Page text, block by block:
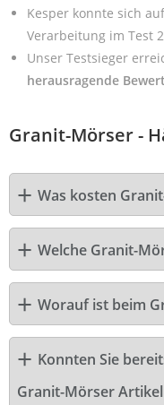
Kesper konnte sich
Verarbeitung im Test
Unser Testsieger
herausragende
Granit-Mörser -
Was kosten
Welche Granit-
Worauf ist beim
Konnten Sie
Granit-Mörser